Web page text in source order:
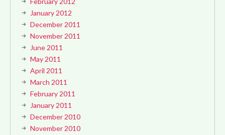
January 2012
December 2011
November 2011
June 2011
May 2011
April 2011
March 2011
February 2011
January 2011
December 2010
November 2010